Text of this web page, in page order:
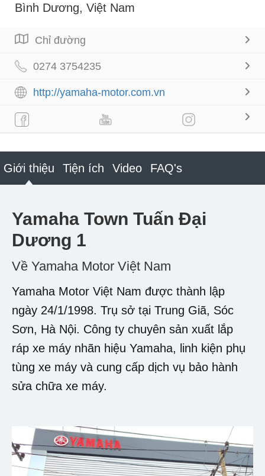
Bình Dương, Việt Nam
Chỉ đường
0274 3754235
http://yamaha-motor.com.vn
Giới thiệu Tiện ích Video FAQ's
Yamaha Town Tuấn Đại
Dương 1
Về Yamaha Motor Việt Nam
Yamaha Motor Việt Nam được thành lập
ngày 24/1/1998. Trụ sở tại Trung Giã, Sóc
Sơn, Hà Nội. Công ty chuyên sản xuất lắp
ráp xe máy nhãn hiệu Yamaha, linh kiện phụ
tùng xe máy và cung cấp dịch vụ bảo hành
sửa chữa xe máy.